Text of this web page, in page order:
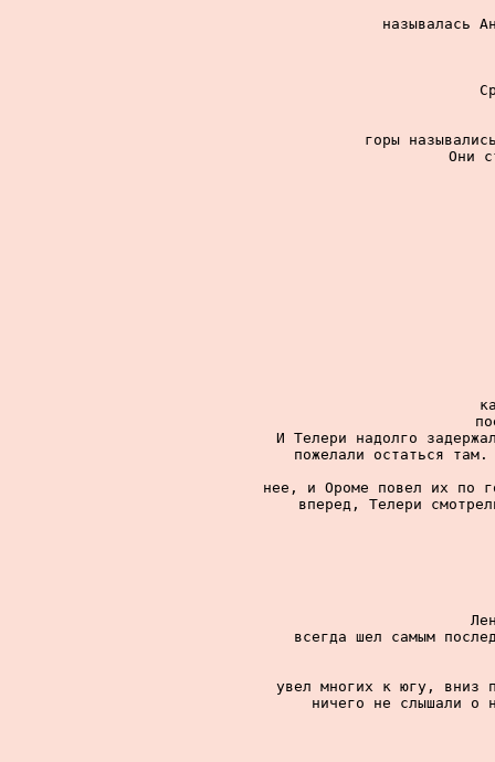
называлась
горы
Они
И Телери надолго
пожелали остаться
нее, и Ороме повел их по
вперед, Телери
всегда шел самым
увел многих к югу, вниз
ничего не слышали о